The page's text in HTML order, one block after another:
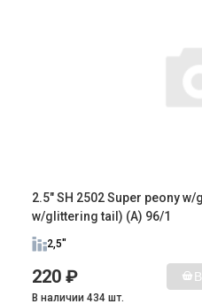
2.5" SH 2502 Super peony
w/glittering tail) (A) 96/1
2,5"
220 ₽
В наличии 434 шт.